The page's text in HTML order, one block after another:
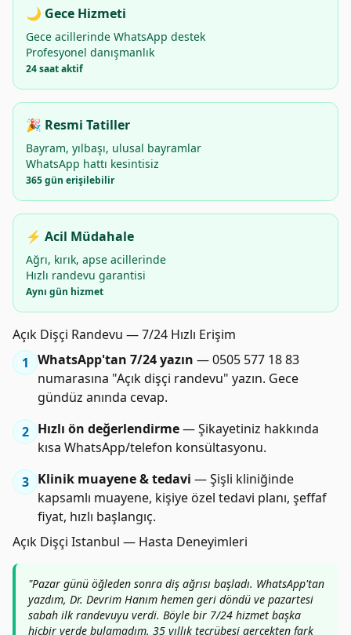
🌙 Gece Hizmeti
Gece acillerinde WhatsApp destek
Profesyonel danışmanlık
24 saat aktif
🎉 Resmi Tatiller
Bayram, yılbaşı, ulusal bayramlar
WhatsApp hattı kesintisiz
365 gün erişilebilir
⚡ Acil Müdahale
Ağrı, kırık, apse acillerinde
Hızlı randevu garantisi
Aynı gün hizmet
Açık Dişçi Randevu — 7/24 Hızlı Erişim
1 WhatsApp'tan 7/24 yazın — 0505 577 18 83
numarasına "Açık dişçi randevu" yazın. Gece
gündüz anında cevap.
2 Hızlı ön değerlendirme— Şikayetiniz hakkında
kısa WhatsApp/telefon konsültasyonu.
3 Klinik muayene & tedavi — Şişli kliniğinde
kapsamlı muayene, kişiye özel tedavi planı, şeffaf
fiyat, hızlı başlangıç.
Açık Dişçi Istanbul — Hasta Deneyimleri
"Pazar günü öğleden sonra diş ağrısı başladı. WhatsApp'tan
yazdım, Dr. Devrim Hanım hemen geri döndü ve pazartesi
sabah ilk randevuyu verdi. Böyle bir 7/24 hizmet başka
hiçbir yerde bulamadım. 35 yıllık tecrübesi gerçekten fark